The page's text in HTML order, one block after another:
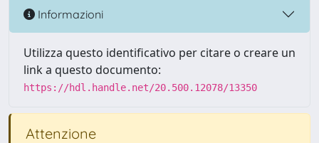
Informazioni
Utilizza questo identificativo per citare o creare un
link a questo documento:
https://hdl.handle.net/20.500.12078/13350
Attenzione